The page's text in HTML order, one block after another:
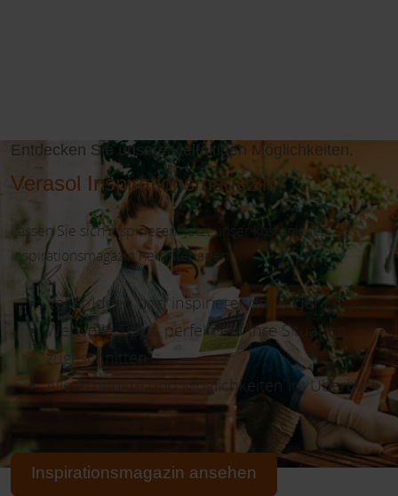
Entdecken Sie unsere vielfältigen Möglichkeiten.
Verasol Inspirationsmagazin
Lassen Sie sich inspirieren! Jetzt unser kostenloses
Inspirationsmagazin herunterladen!
Voller Ideen und inspirierender Bilder
Wertvolle Tipps, perfekt auf Ihre Situation
zugeschnitten
Alle Produkte und Möglichkeiten im Überblick
Inspirationsmagazin ansehen